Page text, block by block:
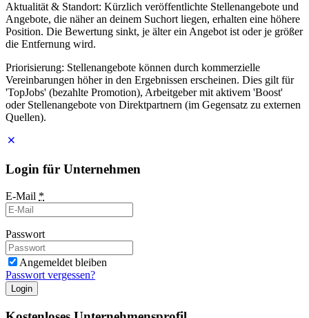
Aktualität & Standort: Kürzlich veröffentlichte Stellenangebote und
Angebote, die näher an deinem Suchort liegen, erhalten eine höhere
Position. Die Bewertung sinkt, je älter ein Angebot ist oder je größer
die Entfernung wird.
Priorisierung: Stellenangebote können durch kommerzielle
Vereinbarungen höher in den Ergebnissen erscheinen. Dies gilt für
'TopJobs' (bezahlte Promotion), Arbeitgeber mit aktivem 'Boost'
oder Stellenangebote von Direktpartnern (im Gegensatz zu externen
Quellen).
Login für Unternehmen
E-Mail *
Passwort
Angemeldet bleiben
Passwort vergessen?
Login